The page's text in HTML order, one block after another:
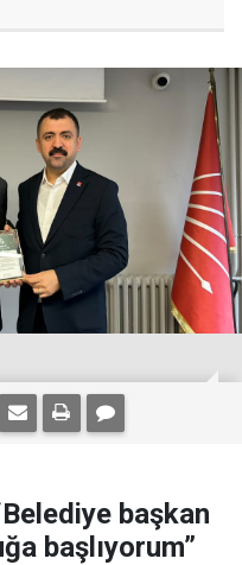
başkan
başlıyorum”